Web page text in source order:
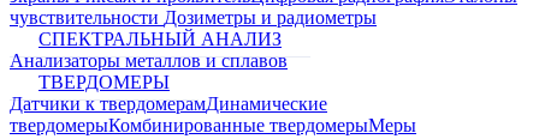
чувствительности Дозиметры и радиометры
СПЕКТРАЛЬНЫЙ АНАЛИЗ
Анализаторы металлов и сплавов
ТВЕРДОМЕРЫ
Датчики к твердомерамДинамические
твердомерыКомбинированные твердомерыМеры